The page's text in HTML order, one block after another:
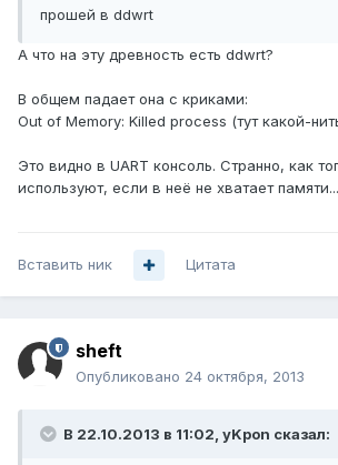
прошей в ddwrt
А что на эту древность есть ddwrt?
В общем падает она с криками:
Out of Memory: Killed process (тут какой-
Это видно в UART консоль. Странно, как
используют, если в неё не хватает памяти...
Вставить ник Цитата
sheft
Опубликовано 24 октября, 2013
В 22.10.2013 в 11:02, yKpon сказал: